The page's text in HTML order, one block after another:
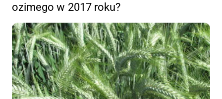
ozimego w 2017 roku?